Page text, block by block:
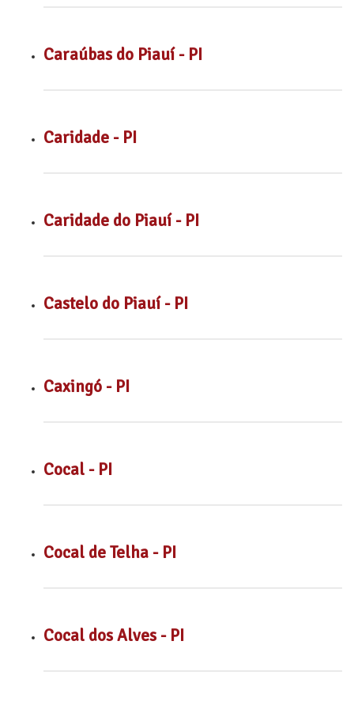
Caraúbas do Piauí - PI
Caridade - PI
Caridade do Piauí - PI
Castelo do Piauí - PI
Caxingó - PI
Cocal - PI
Cocal de Telha - PI
Cocal dos Alves - PI